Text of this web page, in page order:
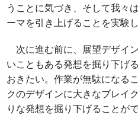
うことに気づき、そして我々
ーマを引き上げることを実験
次に進む前に、展望デザイ
いこともある発想を掘り下げ
おきたい。作業が無駄になる
クのデザインに大きなブレイ
りな発想を掘り下げることが